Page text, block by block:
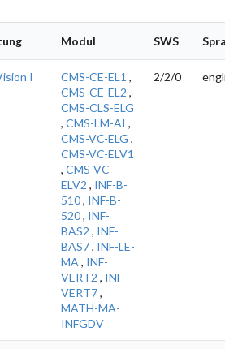
Modul SWS
I CMS-CE-EL1 ,
CMS-CE-EL2 ,
CMS-CLS-ELG
, CMS-LM-AI ,
CMS-VC-ELG ,
CMS-VC-ELV1
, CMS-VC-
ELV2 , INF-B-
510, INF-B-
520, INF-
BAS2 , INF-
BAS7, INF-LE-
MA , INF-
VERT2 , INF-
VERT7,
MATH-MA-
INFGDV
2/2/0